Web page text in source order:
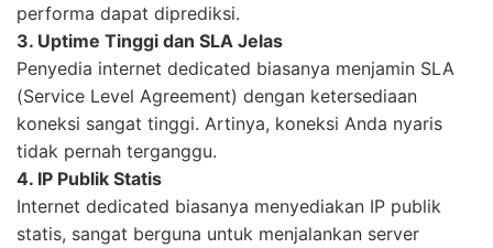
performa dapat diprediksi.
3. Uptime Tinggi dan SLA Jelas
Penyedia internet dedicated biasanya menjamin SLA
(Service Level Agreement) dengan ketersediaan
koneksi sangat tinggi. Artinya, koneksi Anda nyaris
tidak pernah terganggu.
4. IP Publik Statis
Internet dedicated biasanya menyediakan IP publik
statis, sangat berguna untuk menjalankan server